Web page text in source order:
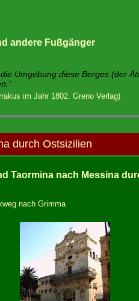
andere Fußgänger
Umgebung diese Berges (der
im Jahr 1802. Greno Verlag)
durch Ostsizilien
nach Messina
nach Grimma